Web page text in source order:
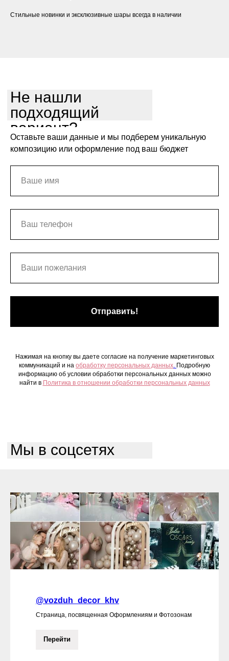
Стильные новинки и эксклюзивные шары всегда в наличии
Не нашли
подходящий
вариант?
Оставьте ваши данные и мы подберем уникальную
композицию или оформление под ваш бюджет
Отправить!
Нажимая на кнопку вы даете согласие на получение маркетинговых
коммуникаций и на обработку персональных данных Подробную
информацию об условии обработки персональных данных можно
найти в Политика в отношении обработки персональных данных
Мы в соцсетях
@vozduh_decor_khv
Страница, посвященная Оформлениям и Фотозонам
Перейти